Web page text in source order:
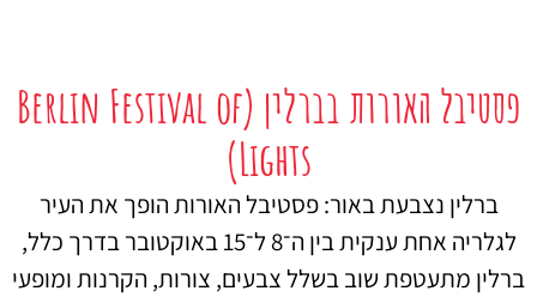
פסטיבל האורות בברלין (Berlin Festival of
Lights)
ברלין נצבעת באור: פסטיבל האורות הופך את העיר
לגלריה אחת ענקית בין ה־8 ל־15 באוקטובר בדרך כלל,
ברלין מתעטפת שוב בשלל צבעים, צורות, הקרנות ומופעי